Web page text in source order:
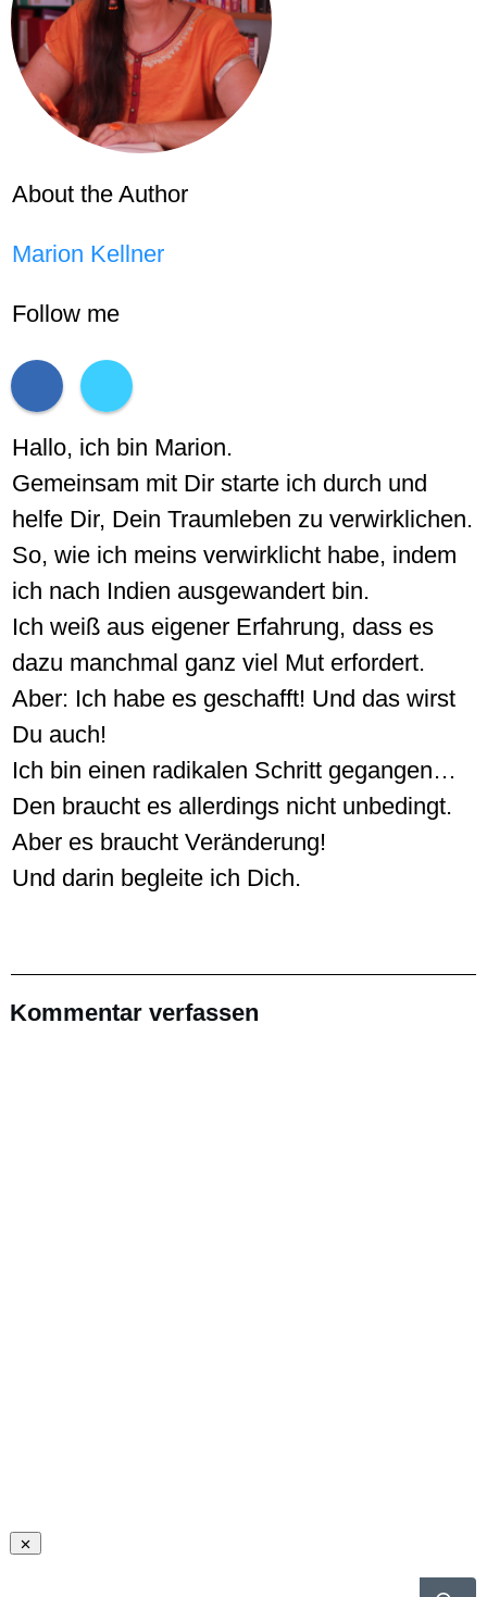
About the Author
Marion Kellner
Follow me
Hallo, ich bin Marion.
Gemeinsam mit Dir starte ich durch und
helfe Dir, Dein Traumleben zu verwirklichen.
So, wie ich meins verwirklicht habe, indem
ich nach Indien ausgewandert bin.
Ich weiß aus eigener Erfahrung, dass es
dazu manchmal ganz viel Mut erfordert.
Aber: Ich habe es geschafft! Und das wirst
Du auch!
Ich bin einen radikalen Schritt gegangen…
Den braucht es allerdings nicht unbedingt.
Aber es braucht Veränderung!
Und darin begleite ich Dich.
Kommentar verfassen